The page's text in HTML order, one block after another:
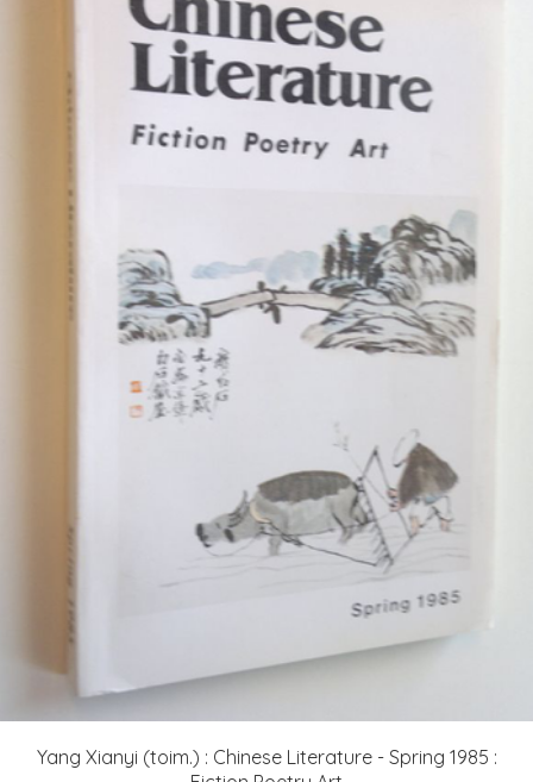
Yang Xianyi (toim.) : Chinese Literature - Spring 1985 :